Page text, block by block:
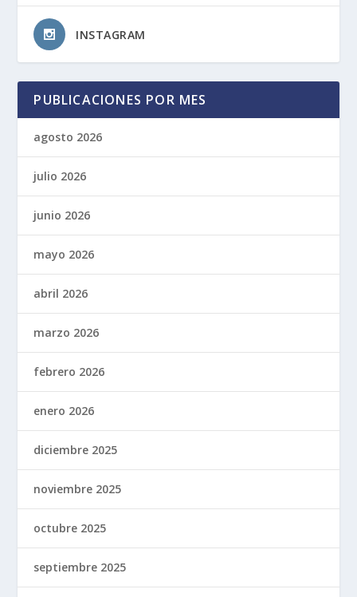
INSTAGRAM
PUBLICACIONES POR MES
agosto 2026
julio 2026
junio 2026
mayo 2026
abril 2026
marzo 2026
febrero 2026
enero 2026
diciembre 2025
noviembre 2025
octubre 2025
septiembre 2025